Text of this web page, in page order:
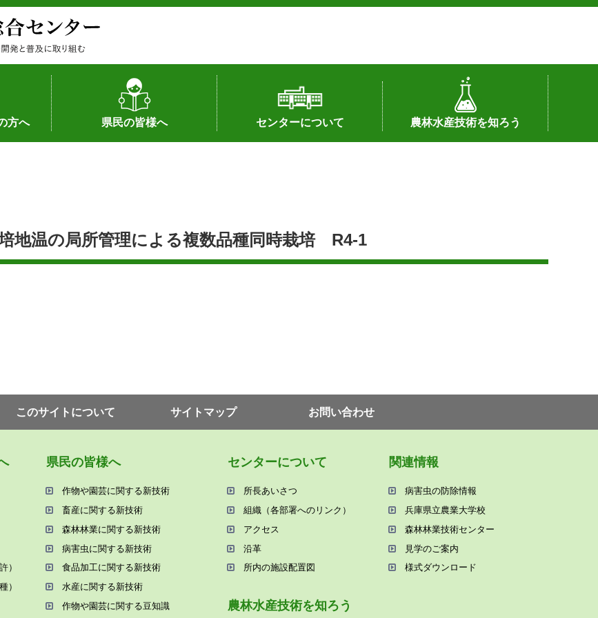
方へ
許）
種）
応
県民の皆様へ
作物や園芸に関する新技術
畜産に関する新技術
森林林業に関する新技術
病害虫に関する新技術
食品加工に関する新技術
水産に関する新技術
作物や園芸に関する豆知識
病害虫に関する豆知識
畜産に関する豆知識
水産に関する豆知識
バイテク・農業環境・機械関係
食品加工に関する豆知識
森林林業に関する豆知識
センターについて
所長あいさつ
組織（各部署へのリンク）
アクセス
沿革
所内の施設配置図
農林水産技術を知ろう
センターの話題
私の試験研究
試験研究課題
第6期中期業務計画
オンライン研究報告
刊行物
知的財産に関する相談窓口
地温の局所管理による複数品種同時栽培 R4-1
このサイトについて サイトマップ お問い合わせ
）
）
県⺠の皆様へ
作物や園芸に関する新技術
畜産に関する新技術
森林林業に関する新技術
病害⾍に関する新技術
⾷品加⼯に関する新技術
⽔産に関する新技術
作物や園芸に関する⾖知識
センターについて
所⻑あいさつ
組織（各部署へのリンク）
アクセス
沿⾰
所内の施設配置図
農林⽔産技術を知ろう
関連情報
病害⾍の防除情報
兵庫県⽴農業⼤学校
森林林業技術センター
⾒学のご案内
様式ダウンロード